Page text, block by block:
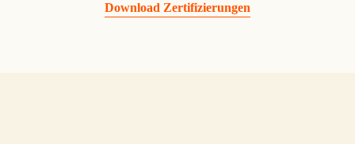
Download Zertifizierungen